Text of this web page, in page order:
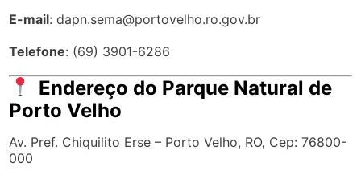
E-mail:dapn.sema@portovelho.ro.gov.br
Telefone: (69) 3901-6286
Endereço do Parque Natural de
Porto Velho
Av. Pref. Chiquilito Erse – Porto Velho, RO, Cep: 76800-
000